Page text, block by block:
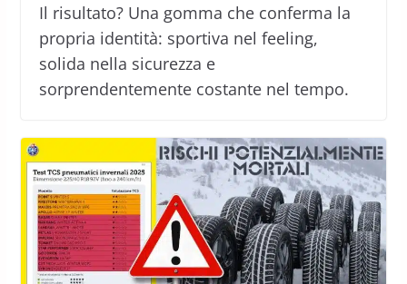
Il risultato? Una gomma che conferma la
propria identità: sportiva nel feeling,
solida nella sicurezza e
sorprendentemente costante nel tempo.